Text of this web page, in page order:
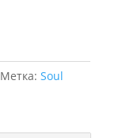
Метка: Soul